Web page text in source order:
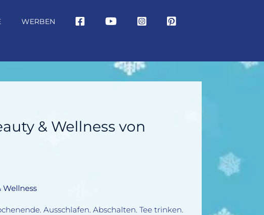
WERBEN
& Wellness von
Wellness
Ausschlafen. Abschalten. Tee trinken.